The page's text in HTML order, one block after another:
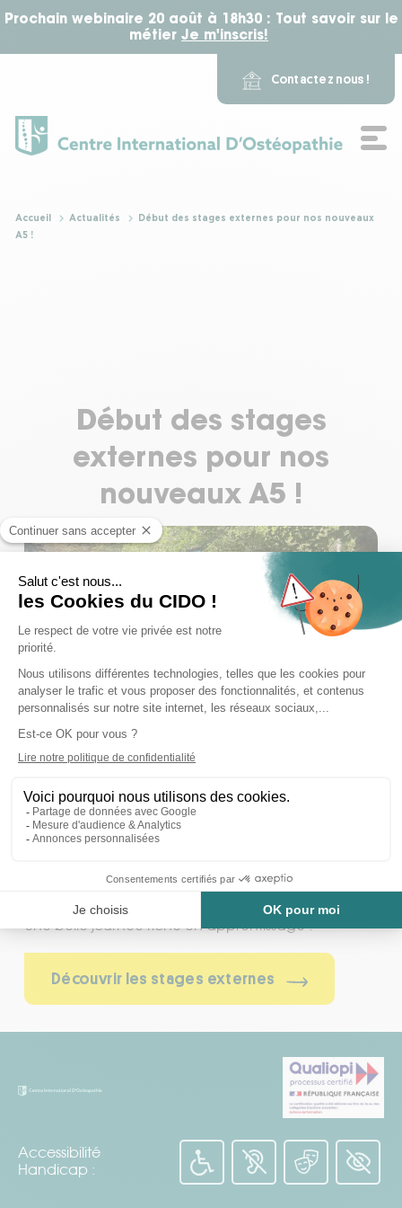
Prochain webinaire 20 août à 18h30 : Tout savoir sur le
métier Je m'inscris!
Contactez nous !
L'école
Formation ostéopathie
partenariat
Présentation, Horaires et tarifs
Pourquoi consulter un ostéopathe?
Accueil Actualités
Début des stages externes pour nos nouveaux
A5 !
Début des stages
externes pour nos
nouveaux A5 !
C’est le début des stages externes pour nos
Samedi 12 juillet, direction le triathlon du lac du
Bouchet en Haute-Loire pour prendre soin des
sportifs présents.
Une belle journée riche en apprentissage !
Découvrir les stages externes
Accessibilité
Handicap :